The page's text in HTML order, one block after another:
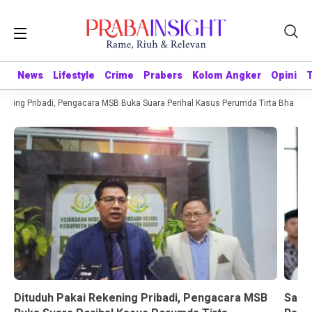
News Lifestyle Crime Prabers Kolom Angker Opini
News Lifestyle Crime Prabers Kolom Angker Opini
Pribadi, Pengacara MSB Buka Suara Perihal Kasus Perumda Tirta Bhagasasi
Dituduh Pakai Rekening Pribadi, Pengacara MSB